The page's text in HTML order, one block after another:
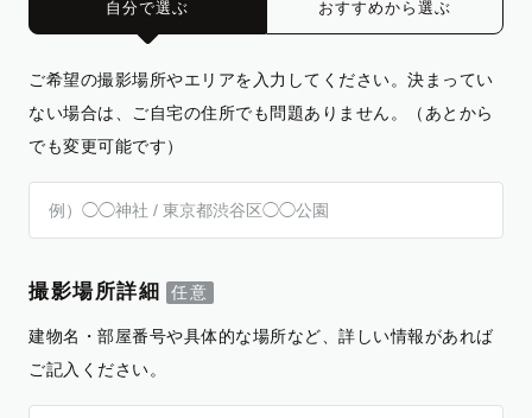
自分で選ぶ おすすめから選ぶ
ご希望の撮影場所やエリアを入力してください。決まってい
ない場合は、ご自宅の住所でも問題ありません。（あとから
でも変更可能です）
撮影場所詳細
建物名・部屋番号や具体的な場所など、詳しい情報があれば
ご記入ください。